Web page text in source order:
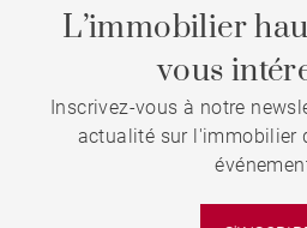
L’immobilier
vous
Inscrivez-vous à notre
actualité sur l'immobilier